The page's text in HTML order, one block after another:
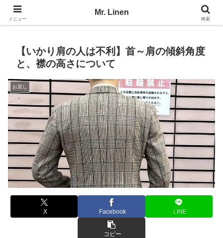
No Linen, No Life
【いかり肩の人は不利】首～肩の傾斜角度
と、襟の高さについて
お直し
X Facebook LINE
コピー
メニュー
Mr. Linen
検索